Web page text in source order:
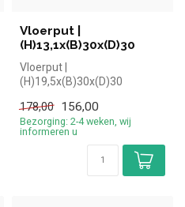
Vloerput |
(H)13,1x(B)30x(D)30
Vloerput |
(H)19,5x(B)30x(D)30
178,00
156,00
Bezorging: 2-4 weken, wij
informeren u